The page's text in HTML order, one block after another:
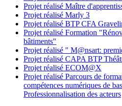
Projet réalisé Maître
Projet réalisé Marly 3
Projet réalisé BTP CFA
Projet réalisé Formation
bâtiments"
Projet réalisé " M@nsart:
Projet réalisé CAPA BTP
Projet réalisé ECOM@X
Projet réalisé Parcours de
compétences numériques de
Professionnalisation des acteurs